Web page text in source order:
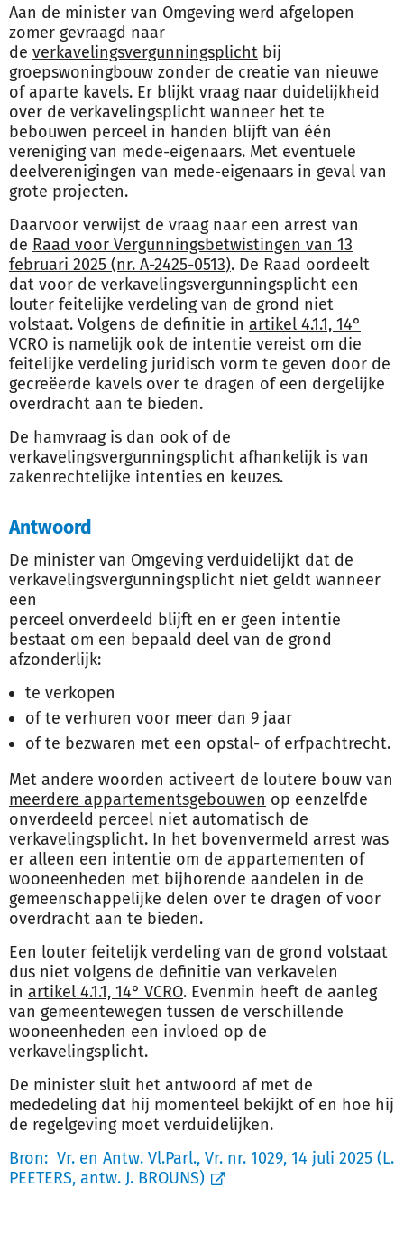
Aan de minister van Omgeving werd afgelopen
zomer gevraagd naar
de verkavelingsvergunningsplicht bij
groepswoningbouw zonder de creatie van nieuwe
of aparte kavels. Er blijkt vraag naar duidelijkheid
over de verkavelingsplicht wanneer het te
bebouwen perceel in handen blijft van één
vereniging van mede-eigenaars. Met eventuele
deelverenigingen van mede-eigenaars in geval van
grote projecten.
Daarvoor verwijst de vraag naar een arrest van
de Raad voor Vergunningsbetwistingen van 13
februari 2025 (nr. A-2425-0513). De Raad oordeelt
dat voor de verkavelingsvergunningsplicht een
louter feitelijke verdeling van de grond niet
volstaat. Volgens de definitie in artikel 4.1.1, 14°
VCRO is namelijk ook de intentie vereist om die
feitelijke verdeling juridisch vorm te geven door de
gecreëerde kavels over te dragen of een dergelijke
overdracht aan te bieden.
De hamvraag is dan ook of de
verkavelingsvergunningsplicht afhankelijk is van
zakenrechtelijke intenties en keuzes.
Antwoord
De minister van Omgeving verduidelijkt dat de
verkavelingsvergunningsplicht niet geldt wanneer
een
perceel onverdeeld blijft en er geen intentie
bestaat om een bepaald deel van de grond
afzonderlijk:
te verkopen
of te verhuren voor meer dan 9 jaar
of te bezwaren met een opstal- of erfpachtrecht.
Met andere woorden activeert de loutere bouw van
meerdere appartementsgebouwen op eenzelfde
onverdeeld perceel niet automatisch de
verkavelingsplicht. In het bovenvermeld arrest was
er alleen een intentie om de appartementen of
wooneenheden met bijhorende aandelen in de
gemeenschappelijke delen over te dragen of voor
overdracht aan te bieden.
Een louter feitelijk verdeling van de grond volstaat
dus niet volgens de definitie van verkavelen
in artikel 4.1.1, 14° VCRO. Evenmin heeft de aanleg
van gemeentewegen tussen de verschillende
wooneenheden een invloed op de
verkavelingsplicht.
De minister sluit het antwoord af met de
mededeling dat hij momenteel bekijkt of en hoe hij
de regelgeving moet verduidelijken.
Bron: Vr. en Antw. Vl.Parl., Vr. nr. 1029, 14 juli 2025 (L.
PEETERS, antw. J. BROUNS)